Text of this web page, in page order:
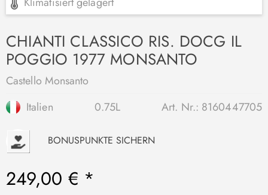
CHIANTI CLASSICO RIS. DOCG IL
POGGIO 1977 MONSANTO
Castello Monsanto
Italien
0.75L Art. Nr.: 8160447705
P BONUSPUNKTE SICHERN
249,00 € *